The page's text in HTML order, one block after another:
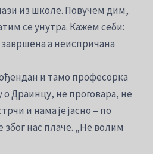
из школе. Повучем дим,
се унутра. Кажем себи:
завршена а неиспричана
и тамо професорка
Драинцу, не проговара, не
и нама је јасно – по
нас плаче. „Не волим